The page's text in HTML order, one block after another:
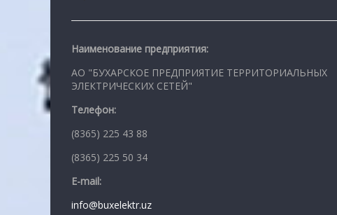
Наименование предприятия:
АО "БУХАРСКОЕ ПРЕДПРИЯТИЕ ТЕРРИТОРИАЛЬНЫХ
ЭЛЕКТРИЧЕСКИХ СЕТЕЙ"
Телефон:
(8365) 225 43 88
(8365) 225 50 34
E-mail:
info@buxelektr.uz